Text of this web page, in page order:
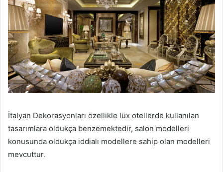
İtalyan Dekorasyonları özellikle lüx otellerde kullanılan
tasarımlara oldukça benzemektedir, salon modelleri
konusunda oldukça iddialı modellere sahip olan modelleri
mevcuttur.